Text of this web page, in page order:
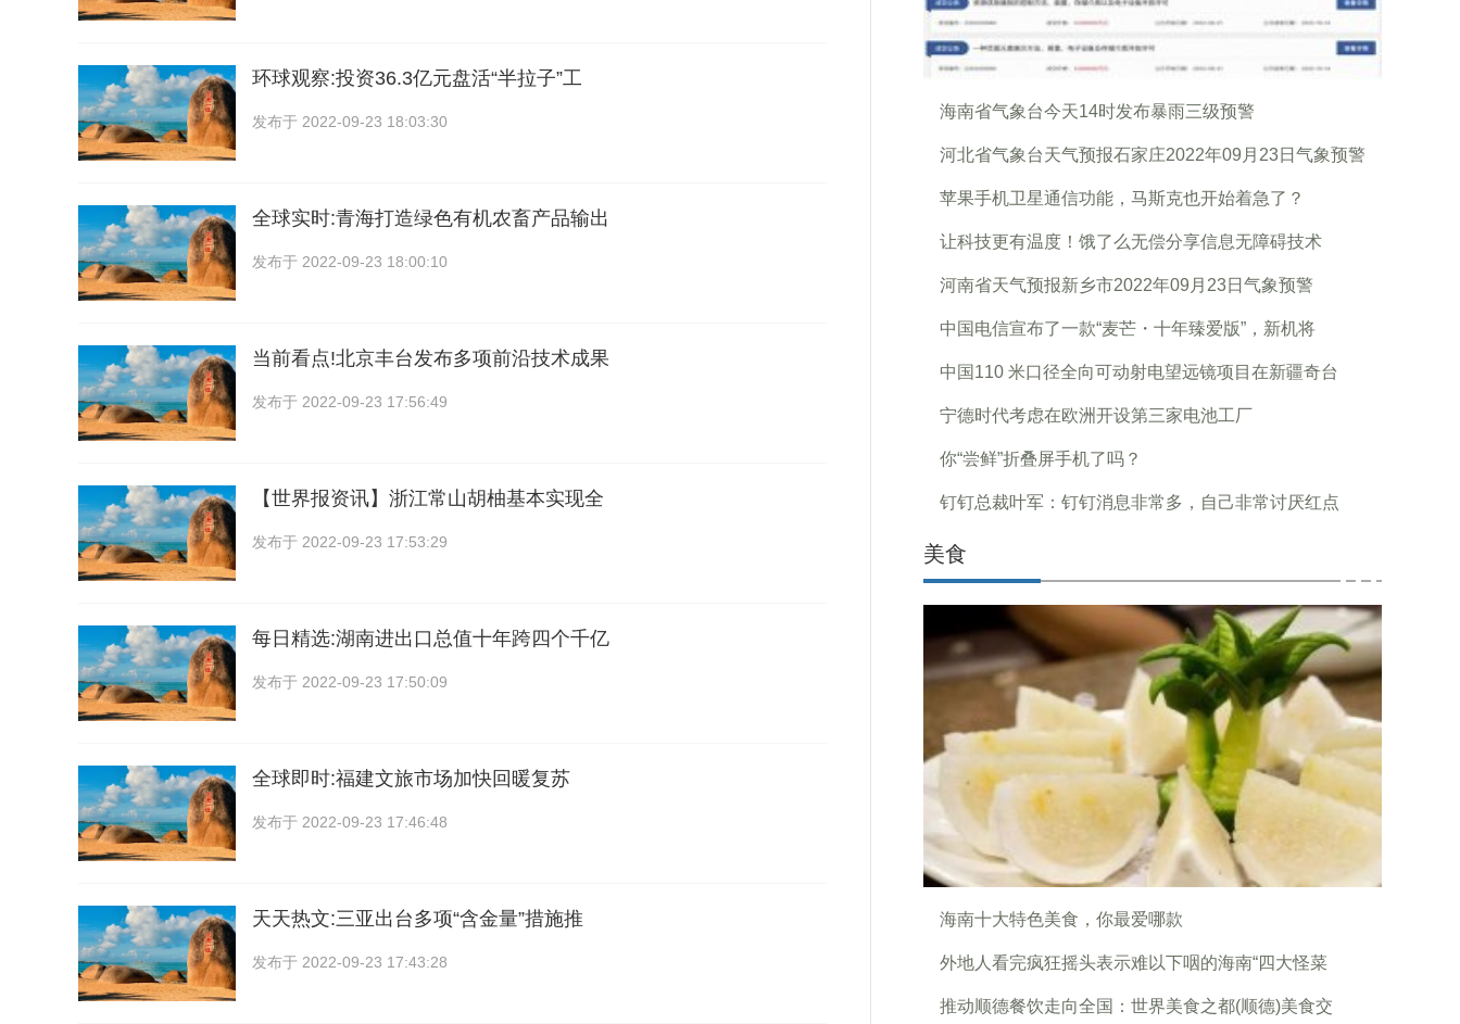
环球观察:投资36.3亿元盘活“半拉子”工
发布于 2022-09-23 18:03:30
全球实时:青海打造绿色有机农畜产品输出
发布于 2022-09-23 18:00:10
当前看点!北京丰台发布多项前沿技术成果
发布于 2022-09-23 17:56:49
【世界报资讯】浙江常山胡柚基本实现全
发布于 2022-09-23 17:53:29
每日精选:湖南进出口总值十年跨四个千亿
发布于 2022-09-23 17:50:09
全球即时:福建文旅市场加快回暖复苏
发布于 2022-09-23 17:46:48
天天热文:三亚出台多项“含金量”措施推
发布于 2022-09-23 17:43:28
海南省气象台今天14时发布暴雨三级预警
河北省气象台天气预报石家庄2022年09月23日气象预警
苹果手机卫星通信功能，马斯克也开始着急了？
让科技更有温度！饿了么无偿分享信息无障碍技术
河南省天气预报新乡市2022年09月23日气象预警
中国电信宣布了一款“麦芒・十年臻爱版”，新机将
中国110 米口径全向可动射电望远镜项目在新疆奇台
宁德时代考虑在欧洲开设第三家电池工厂
你“尝鲜”折叠屏手机了吗？
钉钉总裁叶军：钉钉消息非常多，自己非常讨厌红点
美食
海南十大特色美食，你最爱哪款
外地人看完疯狂摇头表示难以下咽的海南“四大怪菜
推动顺德餐饮走向全国：世界美食之都(顺德)美食交